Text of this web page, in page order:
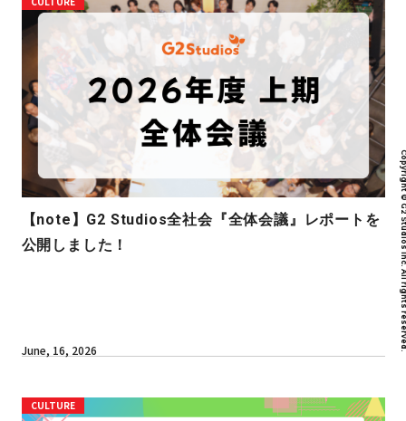
Copyright © G2
【note】G2 Studios全社会『全体会議』レポートを
公開しました！
June, 16, 2026
CULTURE